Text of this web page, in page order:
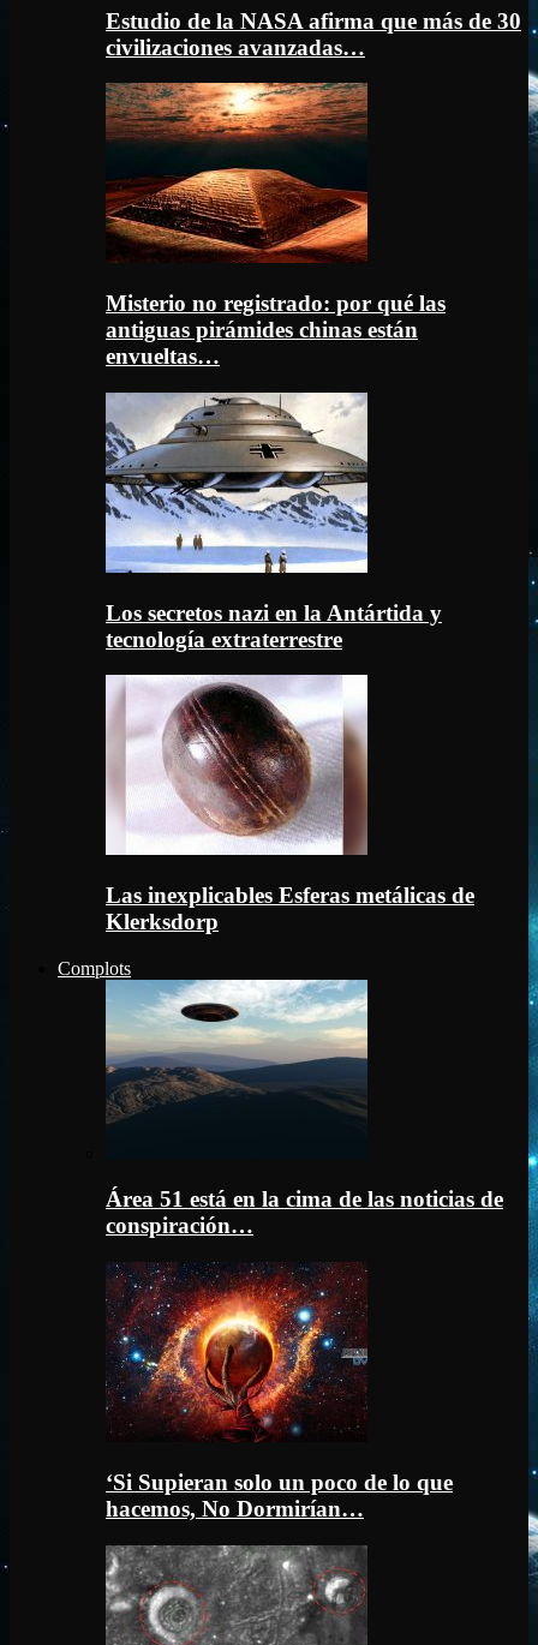
Estudio de la NASA afirma que más de 30
civilizaciones avanzadas…
Misterio no registrado: por qué las
antiguas pirámides chinas están
envueltas…
Los secretos nazi en la Antártida y
tecnología extraterrestre
Las inexplicables Esferas metálicas de
Klerksdorp
Complots
Área 51 está en la cima de las noticias de
conspiración…
‘Si Supieran solo un poco de lo que
hacemos, No Dormirían…